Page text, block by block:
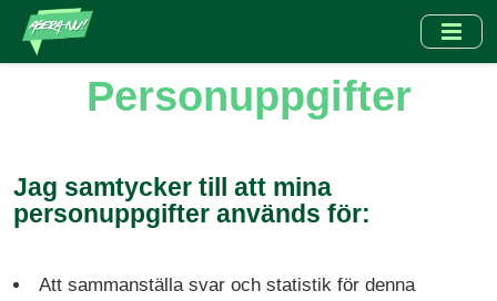
Hoppa
huvudinnehåll
Personuppgifter
Jag samtycker till att mina
personuppgifter används för:
Att sammanställa svar och statistik för denna